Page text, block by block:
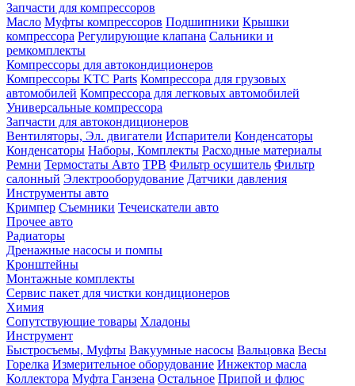
Запчасти для компрессоров
Масло Муфты компрессоров Подшипники Крышки
компрессора Регулирующие клапана Сальники и
ремкомплекты
Компрессоры для автокондиционеров
Компрессоры KTC Parts Компрессора для грузовых
автомобилей Компрессора для легковых автомобилей
Универсальные компрессора
Запчасти для автокондиционеров
Вентиляторы, Эл. двигатели Испарители Конденсаторы
Конденсаторы Наборы, Комплекты Расходные материалы
Ремни Термостаты Авто ТРВ Фильтр осушитель Фильтр
салонный Электрооборудование Датчики давления
Инструменты авто
Кримпер Съемники Течеискатели авто
Прочее авто
Радиаторы
Дренажные насосы и помпы
Кронштейны
Монтажные комплекты
Сервис пакет для чистки кондиционеров
Химия
Сопутствующие товары Хладоны
Инструмент
Быстросъемы, Муфты Вакуумные насосы Вальцовка Весы
Горелка Измерительное оборудование Инжектор масла
Коллектора Муфта Ганзена Остальное Припой и флюс